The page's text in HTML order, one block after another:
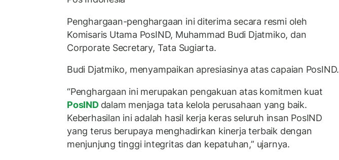
Penghargaan-penghargaan ini diterima secara resmi oleh
Komisaris Utama PosIND, Muhammad Budi Djatmiko, dan
Corporate Secretary, Tata Sugiarta.
Budi Djatmiko, menyampaikan apresiasinya atas capaian PosIND.
“Penghargaan ini merupakan pengakuan atas komitmen kuat
PosIND dalam menjaga tata kelola perusahaan yang baik.
Keberhasilan ini adalah hasil kerja keras seluruh insan PosIND
yang terus berupaya menghadirkan kinerja terbaik dengan
menjunjung tinggi integritas dan kepatuhan,” ujarnya.